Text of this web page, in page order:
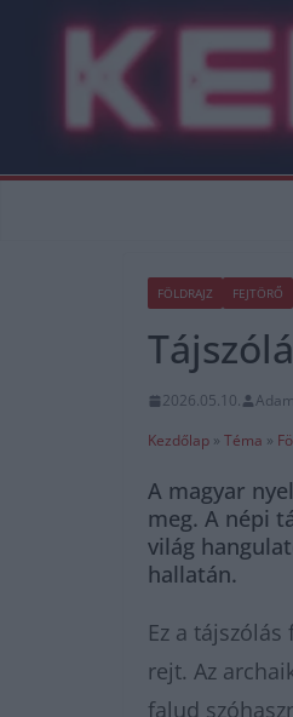
FÖLDRAJZ FEJTÖRŐ
2026.05.10.
Adam
Kezdőlap » Téma »
A magyar
meg. A népi
világ
hallatán.
Ez a
rejt. Az
falud